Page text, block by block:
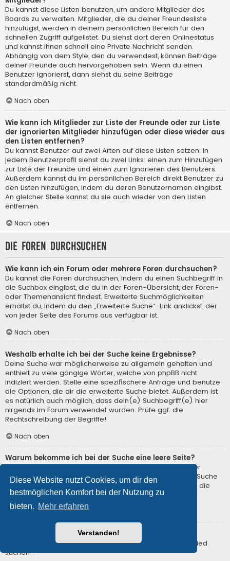
Diese Website nutzt Cookies, um dir den
bestmöglichen Komfort bei der Nutzung zu
bieten. Mehr erfahren
Verstanden!
Du kannst diese Listen benutzen, um andere Mitglieder des
Boards zu verwalten. Mitglieder, die du deiner Freundesliste
hinzufügst, werden in deinem persönlichen Bereich für den
schnellen Zugriff aufgelistet. Du siehst dort deren Onlinestatus
und kannst ihnen schnell eine Private Nachricht senden.
Abhängig von dem Style, den du verwendest, können Beiträge
deiner Freunde auch hervorgehoben sein. Wenn du einen
Benutzer ignorierst, dann siehst du seine Beiträge
standardmäßig nicht.
Nach oben
Wie kann ich Mitglieder zur Liste der Freunde oder zur Liste
der ignorierten Mitglieder hinzufügen oder diese wieder aus
den Listen entfernen?
Du kannst Benutzer auf zwei Arten auf diese Listen setzen: In
jedem Benutzerprofil siehst du zwei Links: einen zum Hinzufügen
zur Liste der Freunde und einen zum Ignorieren des Benutzers.
Außerdem kannst du im persönlichen Bereich direkt Benutzer zu
den Listen hinzufügen, indem du deren Benutzernamen eingibst.
An gleicher Stelle kannst du sie auch wieder von den Listen
entfernen.
Nach oben
Die Foren durchsuchen
Wie kann ich ein Forum oder mehrere Foren durchsuchen?
Du kannst die Foren durchsuchen, indem du einen Suchbegriff in
die Suchbox eingibst, die du in der Foren-Übersicht, der Foren-
oder Themenansicht findest. Erweiterte Suchmöglichkeiten
erhältst du, indem du den „Erweiterte Suche“-Link anklickst, der
von jeder Seite des Forums aus verfügbar ist.
Nach oben
Weshalb erhalte ich bei der Suche keine Ergebnisse?
Deine Suche war möglicherweise zu allgemein gehalten und
enthielt zu viele gängige Wörter, welche von phpBB nicht
indiziert werden. Stelle eine spezifischere Anfrage und benutze
die Optionen, die dir die erweiterte Suche bietet. Außerdem ist
es natürlich auch möglich, dass dein(e) Suchbegriff(e) hier
nirgends im Forum verwendet wurden. Prüfe ggf. die
Rechtschreibung der Begriffe!
Nach oben
Warum bekomme ich bei der Suche eine leere Seite?
Deine Suche lieferte zu viele Ergebnisse, somit konnte der
Webserver sie nicht verarbeiten. Benutze die erweiterte Suche
und gib spezifischere Suchbegriffe ein oder beschränke die
Suche auf verschiedene Unterforen.
Nach oben
Wie kann ich nach Mitgliedern suchen?
Gehe zur Mitgliederliste und klicke auf „Nach einem Mitglied
suchen“.